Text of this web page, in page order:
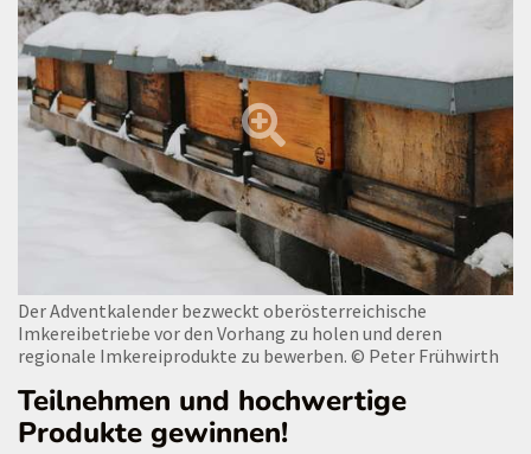
Der Adventkalender bezweckt oberösterreichische
Imkereibetriebe vor den Vorhang zu holen und deren
regionale Imkereiprodukte zu bewerben. © Peter Frühwirth
Teilnehmen und hochwertige
Produkte gewinnen!